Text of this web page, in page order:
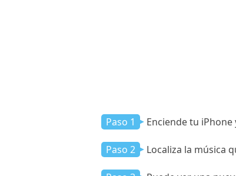
Paso 1 Enciende tu iPhone
Paso 2 Localiza la música